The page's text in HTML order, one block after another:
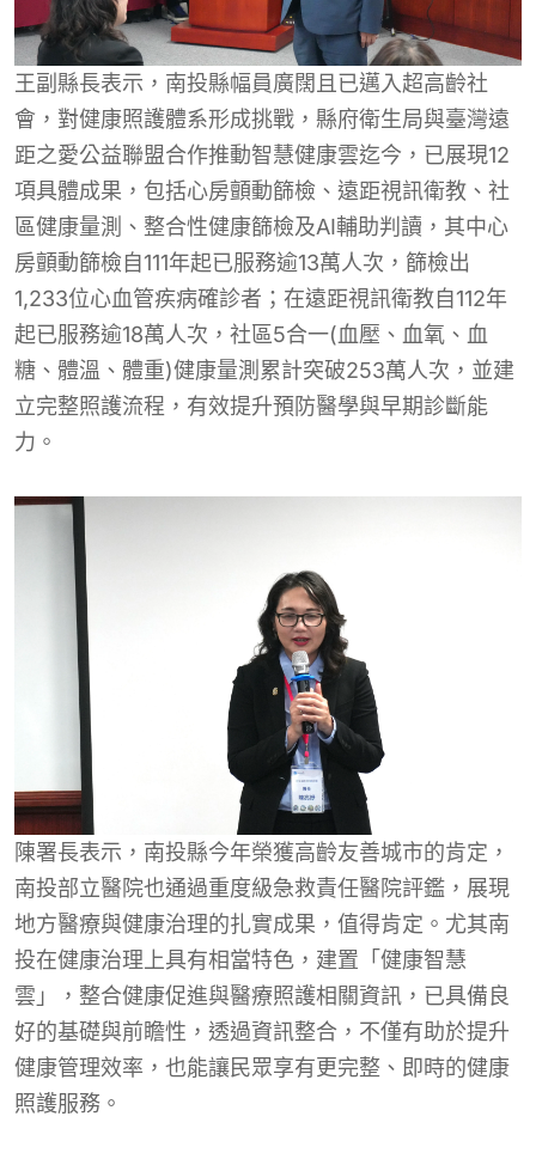
王副縣長表示，南投縣幅員廣闊且已邁入超高齡社
會，對健康照護體系形成挑戰，縣府衛生局與臺灣遠
距之愛公益聯盟合作推動智慧健康雲迄今，已展現12
項具體成果，包括心房顫動篩檢、遠距視訊衛教、社
區健康量測、整合性健康篩檢及AI輔助判讀，其中心
房顫動篩檢自111年起已服務逾13萬人次，篩檢出
1,233位心血管疾病確診者；在遠距視訊衛教自112年
起已服務逾18萬人次，社區5合一(血壓、血氧、血
糖、體溫、體重)健康量測累計突破253萬人次，並建
立完整照護流程，有效提升預防醫學與早期診斷能
力。
陳署長表示，南投縣今年榮獲高齡友善城市的肯定，
南投部立醫院也通過重度級急救責任醫院評鑑，展現
地方醫療與健康治理的扎實成果，值得肯定。尤其南
投在健康治理上具有相當特色，建置「健康智慧
雲」，整合健康促進與醫療照護相關資訊，已具備良
好的基礎與前瞻性，透過資訊整合，不僅有助於提升
健康管理效率，也能讓民眾享有更完整、即時的健康
照護服務。